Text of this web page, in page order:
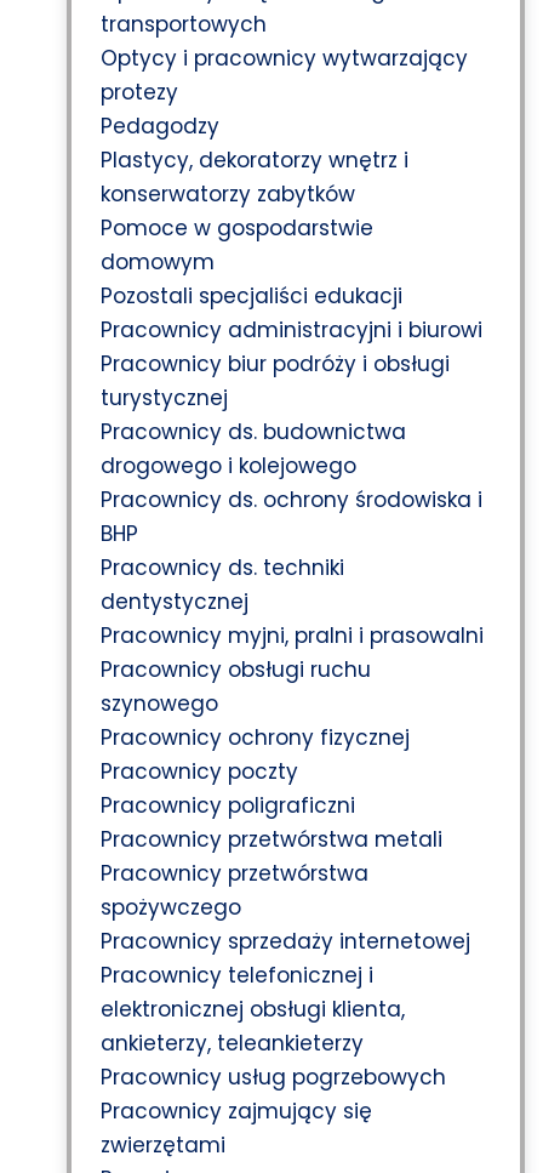
transportowych
Optycy i pracownicy wytwarzający
protezy
Pedagodzy
Plastycy, dekoratorzy wnętrz i
konserwatorzy zabytków
Pomoce w gospodarstwie
domowym
Pozostali specjaliści edukacji
Pracownicy administracyjni i biurowi
Pracownicy biur podróży i obsługi
turystycznej
Pracownicy ds. budownictwa
drogowego i kolejowego
Pracownicy ds. ochrony środowiska i
BHP
Pracownicy ds. techniki
dentystycznej
Pracownicy myjni, pralni i prasowalni
Pracownicy obsługi ruchu
szynowego
Pracownicy ochrony fizycznej
Pracownicy poczty
Pracownicy poligraficzni
Pracownicy przetwórstwa metali
Pracownicy przetwórstwa
spożywczego
Pracownicy sprzedaży internetowej
Pracownicy telefonicznej i
elektronicznej obsługi klienta,
ankieterzy, teleankieterzy
Pracownicy usług pogrzebowych
Pracownicy zajmujący się
zwierzętami